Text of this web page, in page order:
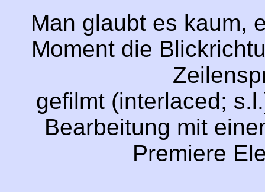
Man glaubt es kaum,
Moment die
gefilmt (interlaced;
Bearbeitung mit
Premiere